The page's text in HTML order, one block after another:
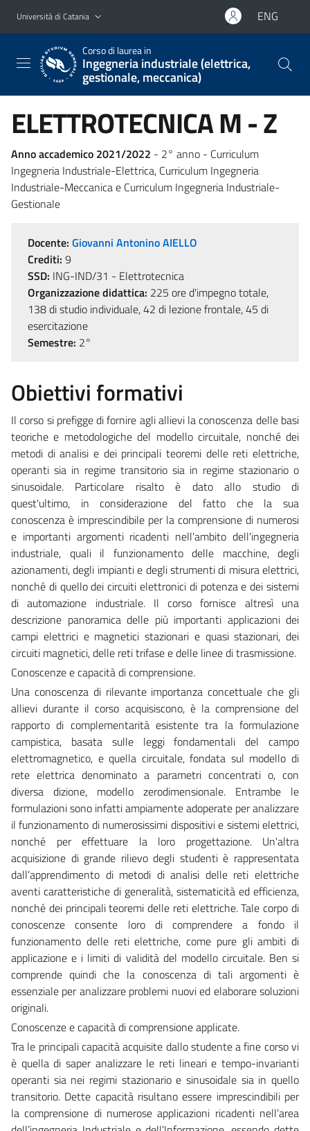
Vai al contenuto principale
Vai al menu di navigazione
Università di Catania ENG
Corso di laurea in
Ingegneria industriale (elettrica,
gestionale, meccanica)
ELETTROTECNICA M - Z
Anno accademico 2021/2022 - 2° anno - Curriculum
Ingegneria Industriale-Elettrica, Curriculum Ingegneria
Industriale-Meccanica e Curriculum Ingegneria Industriale-
Gestionale
Docente: Giovanni Antonino AIELLO
Crediti: 9
SSD: ING-IND/31 - Elettrotecnica
Organizzazione didattica: 225 ore d'impegno totale,
138 di studio individuale, 42 di lezione frontale, 45 di
esercitazione
Semestre: 2°
Obiettivi formativi
Il corso si prefigge di fornire agli allievi la conoscenza delle basi
teoriche e metodologiche del modello circuitale, nonché dei
metodi di analisi e dei principali teoremi delle reti elettriche,
operanti sia in regime transitorio sia in regime stazionario o
sinusoidale. Particolare risalto è dato allo studio di
quest'ultimo, in considerazione del fatto che la sua
conoscenza è imprescindibile per la comprensione di numerosi
e importanti argomenti ricadenti nell'ambito dell'ingegneria
industriale, quali il funzionamento delle macchine, degli
azionamenti, degli impianti e degli strumenti di misura elettrici,
nonché di quello dei circuiti elettronici di potenza e dei sistemi
di automazione industriale. Il corso fornisce altresì una
descrizione panoramica delle più importanti applicazioni dei
campi elettrici e magnetici stazionari e quasi stazionari, dei
circuiti magnetici, delle reti trifase e delle linee di trasmissione.
Conoscenze e capacità di comprensione.
Una conoscenza di rilevante importanza concettuale che gli
allievi durante il corso acquisiscono, è la comprensione del
rapporto di complementarità esistente tra la formulazione
campistica, basata sulle leggi fondamentali del campo
elettromagnetico, e quella circuitale, fondata sul modello di
rete elettrica denominato a parametri concentrati o, con
diversa dizione, modello zerodimensionale. Entrambe le
formulazioni sono infatti ampiamente adoperate per analizzare
il funzionamento di numerosissimi dispositivi e sistemi elettrici,
nonché per effettuare la loro progettazione. Un'altra
acquisizione di grande rilievo degli studenti è rappresentata
dall’apprendimento di metodi di analisi delle reti elettriche
aventi caratteristiche di generalità, sistematicità ed efficienza,
nonché dei principali teoremi delle reti elettriche. Tale corpo di
conoscenze consente loro di comprendere a fondo il
funzionamento delle reti elettriche, come pure gli ambiti di
applicazione e i limiti di validità del modello circuitale. Ben si
comprende quindi che la conoscenza di tali argomenti è
essenziale per analizzare problemi nuovi ed elaborare soluzioni
originali.
Conoscenze e capacità di comprensione applicate.
Tra le principali capacità acquisite dallo studente a fine corso vi
è quella di saper analizzare le reti lineari e tempo-invarianti
operanti sia nei regimi stazionario e sinusoidale sia in quello
transitorio. Dette capacità risultano essere imprescindibili per
la comprensione di numerose applicazioni ricadenti nell’area